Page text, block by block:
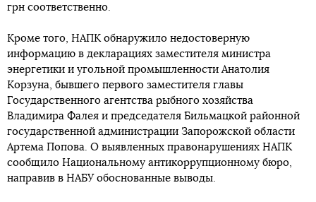
грн соответственно.
Кроме того, НАПК обнаружило недостоверную
информацию в декларациях заместителя министра
энергетики и угольной промышленности Анатолия
Корзуна, бывшего первого заместителя главы
Государственного агентства рыбного хозяйства
Владимира Фалея и председателя Бильмацкой районной
государственной администрации Запорожской области
Артема Попова. О выявленных правонарушениях НАПК
сообщило Национальному антикоррупционному бюро,
направив в НАБУ обоснованные выводы.